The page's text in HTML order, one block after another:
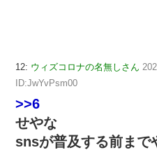
12: ウィズコロナの名無しさん
ID:JwYvPsm00
>>6
せやな
snsが普及する前まで